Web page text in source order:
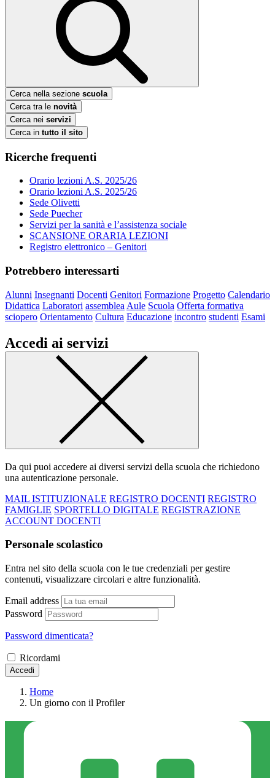
Cerca nella sezione scuola
Cerca tra le novità
Cerca nei servizi
Cerca in tutto il sito
Ricerche frequenti
Orario lezioni A.S. 2025/26
Orario lezioni A.S. 2025/26
Sede Olivetti
Sede Puecher
Servizi per la sanità e l’assistenza sociale
SCANSIONE ORARIA LEZIONI
Registro elettronico – Genitori
Potrebbero interessarti
Alunni Insegnanti Docenti Genitori Formazione Progetto Calendario
Didattica Laboratori assemblea Aule Scuola Offerta formativa
sciopero Orientamento Cultura Educazione incontro studenti Esami
Accedi ai servizi
Da qui puoi accedere ai diversi servizi della scuola che richiedono
una autenticazione personale.
MAIL ISTITUZIONALE REGISTRO DOCENTI REGISTRO
FAMIGLIE SPORTELLO DIGITALE REGISTRAZIONE
ACCOUNT DOCENTI
Personale scolastico
Entra nel sito della scuola con le tue credenziali per gestire
contenuti, visualizzare circolari e altre funzionalità.
Email address
Password
Password dimenticata?
Ricordami
Accedi
Home
Un giorno con il Profiler